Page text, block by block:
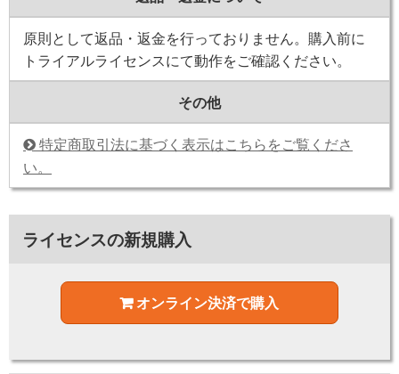
原則として返品・返金を行っておりません。購入前に
トライアルライセンスにて動作をご確認ください。
その他
特定商取引法に基づく表示はこちらをご覧くださ
い。
ライセンスの新規購入
オンライン決済で購入